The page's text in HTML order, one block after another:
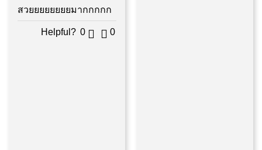
ให้คะแนน
5ตั้งแต่ 1-5
คะแนน
สวยยยยยยยยมากกกกก
Helpful? 0 0